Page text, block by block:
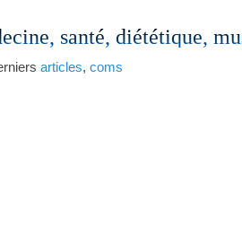
santé, diététique,
articles, coms